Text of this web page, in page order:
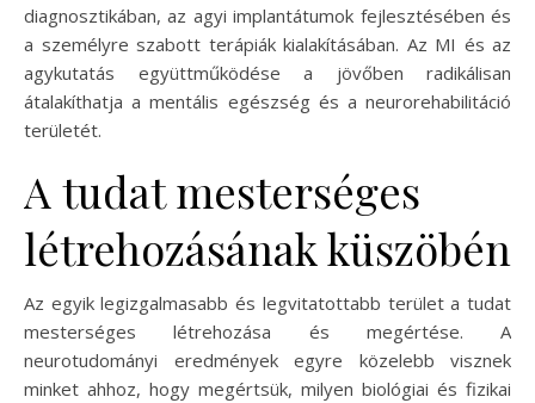
diagnosztikában, az agyi implantátumok fejlesztésében és
a személyre szabott terápiák kialakításában. Az MI és az
agykutatás együttműködése a jövőben radikálisan
átalakíthatja a mentális egészség és a neurorehabilitáció
területét.
A tudat mesterséges
létrehozásának küszöbén
Az egyik legizgalmasabb és legvitatottabb terület a tudat
mesterséges létrehozása és megértése. A
neurotudományi eredmények egyre közelebb visznek
minket ahhoz, hogy megértsük, milyen biológiai és fizikai